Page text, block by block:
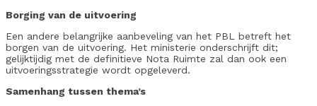
Borging van de uitvoering
Een andere belangrijke aanbeveling van het PBL betreft het
borgen van de uitvoering. Het ministerie onderschrijft dit;
gelijktijdig met de definitieve Nota Ruimte zal dan ook een
uitvoeringsstrategie wordt opgeleverd.
Samenhang tussen thema’s